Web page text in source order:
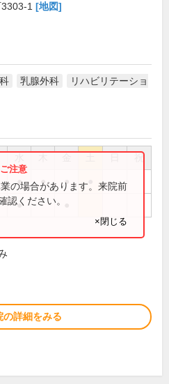
1 [地図]
乳腺外科
リハビリテーショ
祝
● ● ●
●
の場合があります。来院前
認ください。
×閉じる
の詳細をみる